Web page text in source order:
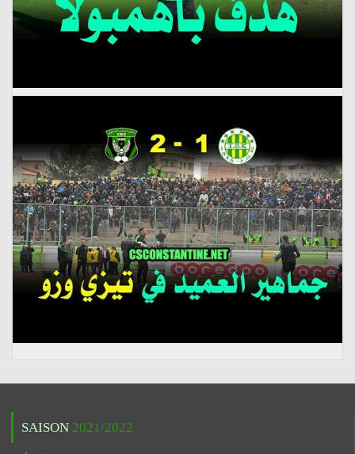
SAISON 2021/2022